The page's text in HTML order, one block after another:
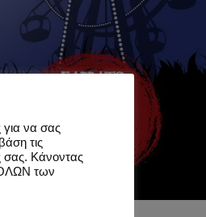
για να σας
τις
σας. Κάνοντας
ΟΛΩΝ των